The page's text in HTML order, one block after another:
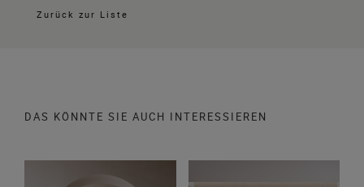
Zurück zur Liste
DAS KÖNNTE SIE AUCH INTERESSIEREN